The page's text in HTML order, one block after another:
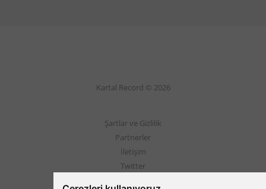
Kartal Record © 2026
Şartlar ve Gizlilik
Partnerler
İletişim
Twitter